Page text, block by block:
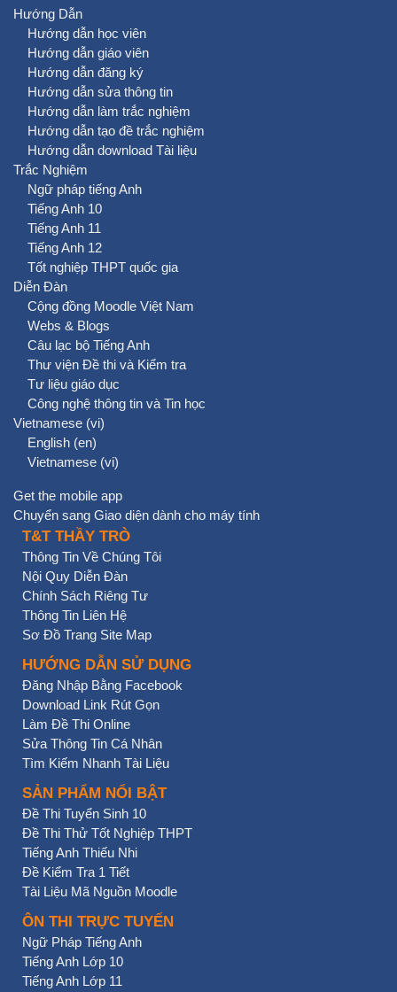
Hướng Dẫn
Hướng dẫn học viên
Hướng dẫn giáo viên
Hướng dẫn đăng ký
Hướng dẫn sửa thông tin
Hướng dẫn làm trắc nghiệm
Hướng dẫn tạo đề trắc nghiệm
Hướng dẫn download Tài liệu
Trắc Nghiệm
Ngữ pháp tiếng Anh
Tiếng Anh 10
Tiếng Anh 11
Tiếng Anh 12
Tốt nghiệp THPT quốc gia
Diễn Đàn
Cộng đồng Moodle Việt Nam
Webs & Blogs
Câu lạc bộ Tiếng Anh
Thư viện Đề thi và Kiểm tra
Tư liệu giáo dục
Công nghệ thông tin và Tin học
Vietnamese ‎(vi)‎
English ‎(en)‎
Vietnamese ‎(vi)‎
Get the mobile app
Chuyển sang Giao diện dành cho máy tính
T&T THẦY TRÒ
Thông Tin Về Chúng Tôi
Nội Quy Diễn Đàn
Chính Sách Riêng Tư
Thông Tin Liên Hệ
Sơ Đồ Trang Site Map
HƯỚNG DẪN SỬ DỤNG
Đăng Nhập Bằng Facebook
Download Link Rút Gọn
Làm Đề Thi Online
Sửa Thông Tin Cá Nhân
Tìm Kiếm Nhanh Tài Liệu
SẢN PHẨM NỔI BẬT
Đề Thi Tuyển Sinh 10
Đề Thi Thử Tốt Nghiệp THPT
Tiếng Anh Thiếu Nhi
Đề Kiểm Tra 1 Tiết
Tài Liệu Mã Nguồn Moodle
ÔN THI TRỰC TUYẾN
Ngữ Pháp Tiếng Anh
Tiếng Anh Lớp 10
Tiếng Anh Lớp 11